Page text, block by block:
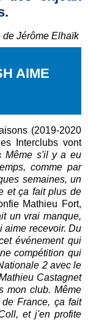
de Jérôme Elhaïk
AIME
(2019-2020
Interclubs vont
Même s'il y a eu
comme par
semaines, un
et ça fait plus de
Mathieu Fort,
un vrai manque,
aime recevoir. Du
événement qui
compétition qui
2 avec le
Castagnet
mon club. Même
France, ça fait
et j'en profite